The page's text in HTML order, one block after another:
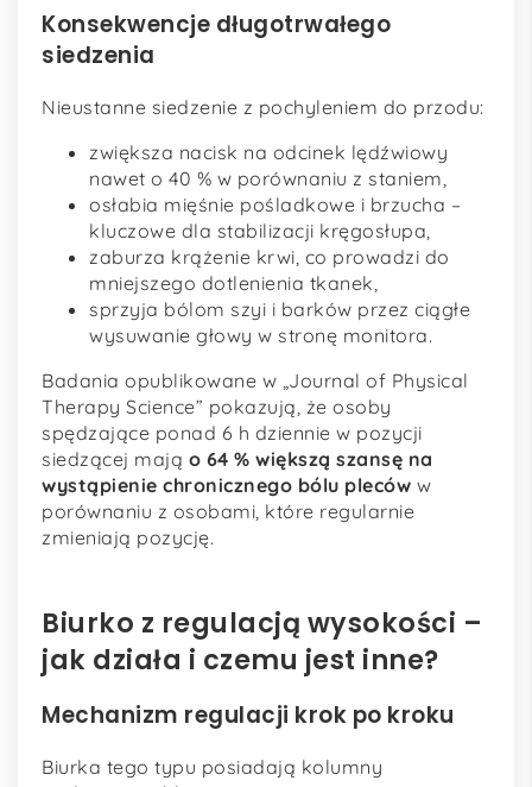
Konsekwencje długotrwałego
siedzenia
Nieustanne siedzenie z pochyleniem do przodu:
zwiększa nacisk na odcinek lędźwiowy
nawet o 40 % w porównaniu z staniem,
osłabia mięśnie pośladkowe i brzucha –
kluczowe dla stabilizacji kręgosłupa,
zaburza krążenie krwi, co prowadzi do
mniejszego dotlenienia tkanek,
sprzyja bólom szyi i barków przez ciągłe
wysuwanie głowy w stronę monitora.
Badania opublikowane w „Journal of Physical
Therapy Science” pokazują, że osoby
spędzające ponad 6 h dziennie w pozycji
siedzącej mają o 64 % większą szansę na
wystąpienie chronicznego bólu pleców w
porównaniu z osobami, które regularnie
zmieniają pozycję.
Biurko z regulacją wysokości –
jak działa i czemu jest inne?
Mechanizm regulacji krok po kroku
Biurka tego typu posiadają kolumny